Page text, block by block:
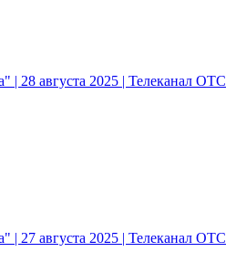
28 августа 2025 | Телеканал ОТС
27 августа 2025 | Телеканал ОТС